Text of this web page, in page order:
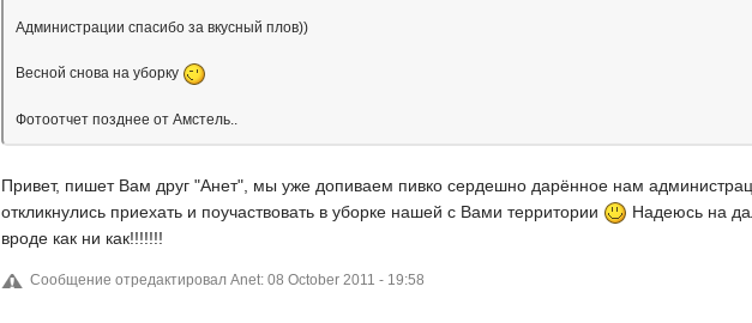
Администрации спасибо за вкусный плов))
Весной снова на уборку
Фотоотчет позднее от Амстель..
Привет, пишет Вам друг "Анет", мы уже допиваем пивко сердешно дарённое нам
откликнулись приехать и поучаствовать в уборке нашей с Вами территории
Надеюсь на
вроде как ни как!!!!!!!
Сообщение отредактировал Anet: 08 October 2011 - 19:58